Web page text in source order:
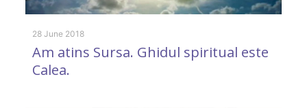
28 June 2018
Am atins Sursa. Ghidul spiritual este
Calea.